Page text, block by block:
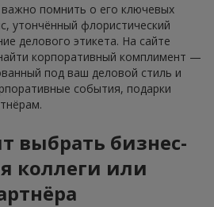
помнить о его ключевых
утончённый флористический
делового этикета. На сайте
корпоративный комплимент —
под ваш деловой стиль и
события, подарки
выбрать бизнес-
коллеги или